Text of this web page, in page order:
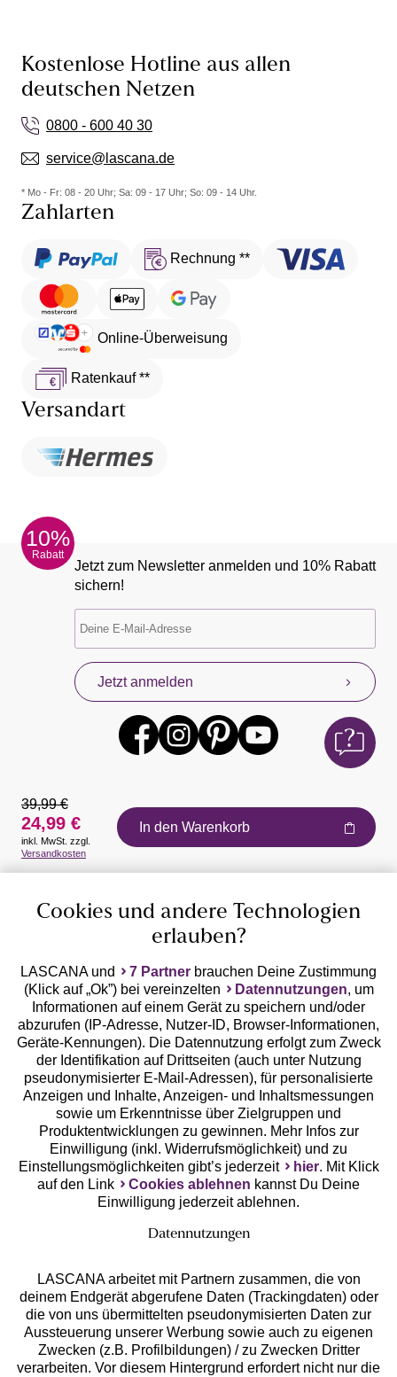
Kostenlose Hotline aus allen
deutschen Netzen
0800 - 600 40 30
service@lascana.de
* Mo - Fr: 08 - 20 Uhr; Sa: 09 - 17 Uhr; So: 09 - 14 Uhr.
Zahlarten
Rechnung **
Online-Überweisung
Ratenkauf **
Versandart
10%
Rabatt
Jetzt zum Newsletter anmelden und 10% Rabatt
sichern!
Jetzt anmelden
Auszeichnungen
Geprüfte Sicherheit
Unsere Apps
Services
Beratung
39,99 €
24,99 €
inkl. MwSt. zzgl.
Versandkosten
In den Warenkorb
Cookies und andere Technologien
erlauben?
LASCANA und 7 Partner brauchen Deine Zustimmung
(Klick auf „Ok”) bei vereinzelten
Datennutzungen, um
Informationen auf einem Gerät zu speichern und/oder
abzurufen (IP-Adresse, Nutzer-ID, Browser-Informationen,
Geräte-Kennungen). Die Datennutzung erfolgt zum Zweck
der Identifikation auf Drittseiten (auch unter Nutzung
pseudonymisierter E-Mail-Adressen), für personalisierte
Anzeigen und Inhalte, Anzeigen- und Inhaltsmessungen
sowie um Erkenntnisse über Zielgruppen und
Produktentwicklungen zu gewinnen. Mehr Infos zur
Einwilligung (inkl. Widerrufsmöglichkeit) und zu
Einstellungsmöglichkeiten gibt’s jederzeit
hier. Mit Klick
auf den Link
Cookies ablehnen kannst Du Deine
Einwilligung jederzeit ablehnen.
Datennutzungen
LASCANA arbeitet mit Partnern zusammen, die von
deinem Endgerät abgerufene Daten (Trackingdaten) oder
die von uns übermittelten pseudonymisierten Daten zur
Aussteuerung unserer Werbung sowie auch zu eigenen
Zwecken (z.B. Profilbildungen) / zu Zwecken Dritter
verarbeiten. Vor diesem Hintergrund erfordert nicht nur die